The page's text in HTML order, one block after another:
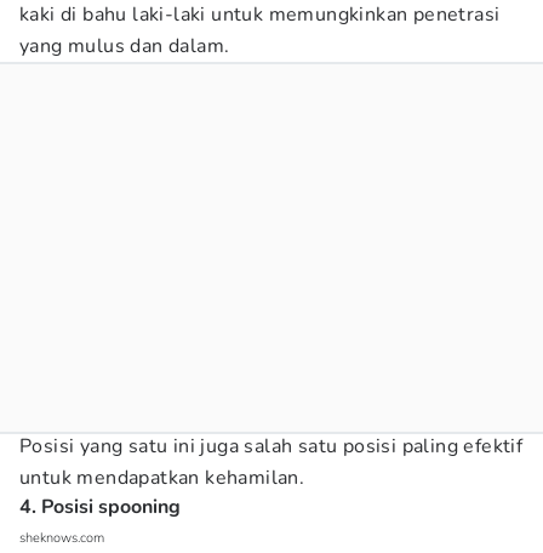
kaki di bahu laki-laki untuk memungkinkan penetrasi
yang mulus dan dalam.
Posisi yang satu ini juga salah satu posisi paling efektif
untuk mendapatkan kehamilan.
4. Posisi spooning
sheknows.com